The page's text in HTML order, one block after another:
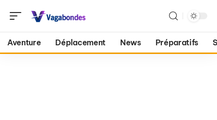
Aventure Déplacement News Préparatifs